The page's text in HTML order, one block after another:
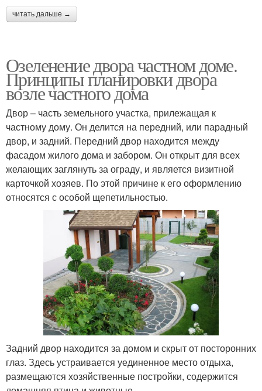
читать дальше →
Озеленение двора частном доме.
Принципы планировки двора
возле частного дома
Двор – часть земельного участка, прилежащая к
частному дому. Он делится на передний, или парадный
двор, и задний. Передний двор находится между
фасадом жилого дома и забором. Он открыт для всех
желающих заглянуть за ограду, и является визитной
карточкой хозяев. По этой причине к его оформлению
относятся с особой щепетильностью.
Задний двор находится за домом и скрыт от посторонних
глаз. Здесь устраивается уединенное место отдыха,
размещаются хозяйственные постройки, содержится